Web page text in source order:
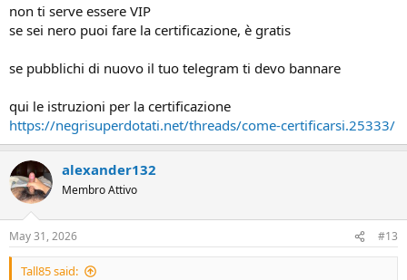
non ti serve essere VIP
se sei nero puoi fare la certificazione, è gratis
se pubblichi di nuovo il tuo telegram ti devo bannare
qui le istruzioni per la certificazione
https://negrisuperdotati.net/threads/come-certificarsi.25333/
alexander132
Membro Attivo
May 31, 2026 #13
Tall85 said: